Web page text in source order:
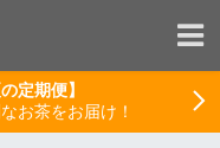
定期便】
お茶をお届け！